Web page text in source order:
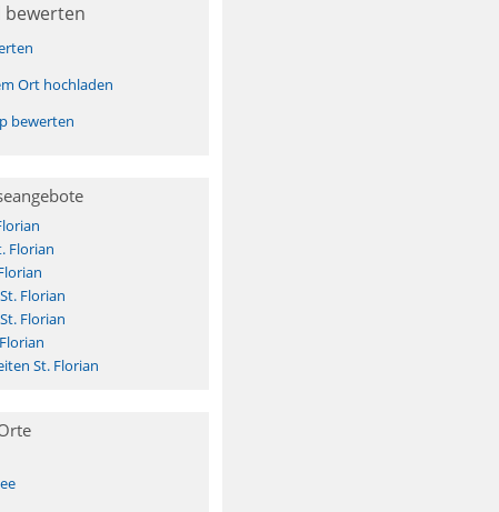
Ort hochladen
bewerten
Florian
Florian
Florian
St. Florian